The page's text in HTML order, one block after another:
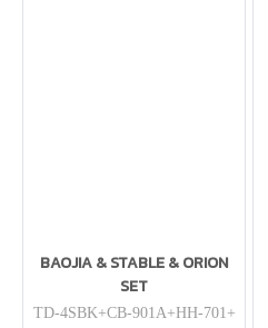
BAOJIA & STABLE & ORION
SET
TD-4SBK+CB-901A+HH-701+